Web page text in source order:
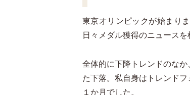
東京オリンピックが始まり
日々メダル獲得のニュース
全体的に下降トレンドのな
た下落。私自身はトレンド
１か月でした。